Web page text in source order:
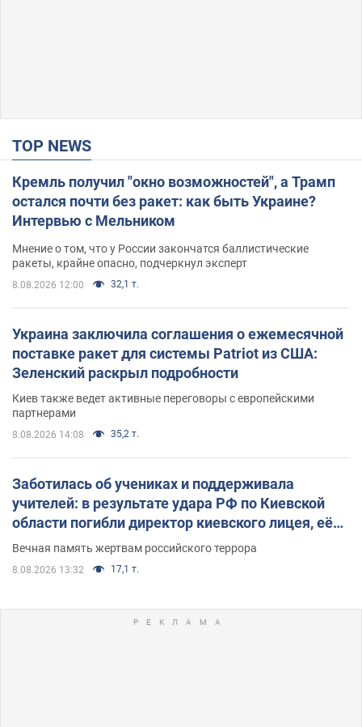
TOP NEWS
Кремль получил "окно возможностей", а Трамп
остался почти без ракет: как быть Украине?
Интервью с Мельником
Мнение о том, что у России закончатся баллистические
ракеты, крайне опасно, подчеркнул эксперт
8.08.2026 12:00 32,1 т.
Украина заключила соглашения о ежемесячной
поставке ракет для системы Patriot из США:
Зеленский раскрыл подробности
Киев также ведет активные переговоры с европейскими
партнерами
8.08.2026 14:08 35,2 т.
Заботилась об учениках и поддерживала
учителей: в результате удара РФ по Киевской
области погибли директор киевского лицея, её
муж и внук
Вечная память жертвам российского террора
8.08.2026 13:32 17,1 т.